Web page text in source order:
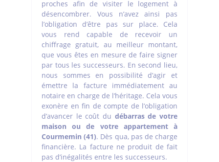
proches afin de visiter le logement à
désencombrer. Vous n’avez ainsi pas
l’obligation d’être pas sur place. Cela
vous rend capable de recevoir un
chiffrage gratuit, au meilleur montant,
que vous êtes en mesure de faire signer
par tous les successeurs. En second lieu,
nous sommes en possibilité d’agir et
émettre la facture immédiatement au
notaire en charge de l’héritage. Cela vous
exonère en fin de compte de l’obligation
d’avancer le coût du débarras de votre
maison ou de votre appartement à
Courmemin (41). Dès qua, pas de charge
financière. La facture ne produit de fait
pas d’inégalités entre les successeurs.